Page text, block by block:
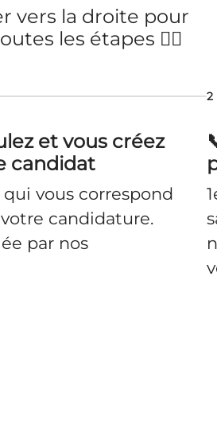
vers la droite pour
les étapes 👉🏻
et vous créez
candidat
vous correspond
candidature.
par nos
2